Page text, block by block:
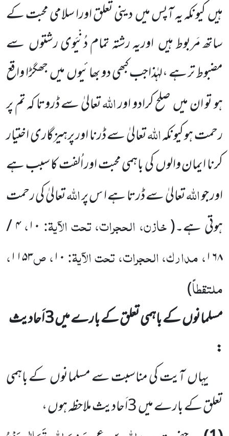
ہیںکیونکہیہ آپس میںدینی تعلق اورا سلامی محبت کے
ساتھ مَربوط ہیںاوریہ رشتہ تمام دُنْیَوی رشتوں سے
مضبوط تر ہے ،لہٰذاجب کبھی دو بھائیوںمیںجھگڑا واقع
ہو تو ان میںصلح کرادو اوراللہتعالیٰ سے ڈروتا کہ تم پر
رحمت ہو کیونکہاللہتعالیٰ سے ڈرنا اور پرہیزگاری اختیار
کرنا ایمان والوںکی باہمی محبت اور اُلفت کا سبب ہے
اور جواللہتعالیٰ سے ڈرتا ہے ا س پراللہتعالیٰ کی رحمت
ہوتی ہے۔(خازن، الحجرات، تحت الآیۃ: ۱۰،۴/
۱۶۸، مدارک، الحجرات، تحت الآیۃ:۱۰، ص۱۱۵۳،
ملتقطاً)
مسلمانوںکے باہمی تعلق کے بارے میں3اَحادیث
:
یہاںآیت کی مناسبت سے مسلمانوںکے باہمی
تعلق کے بارے میں3اَحادیث ملاحظہ ہوں ،